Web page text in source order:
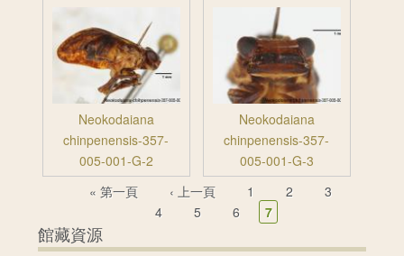
Neokodaiana
chinpenensis-357-
005-001-G-2
Neokodaiana
chinpenensis-357-
005-001-G-3
« 第一頁 ‹ 上一頁 1 2
3
4
5 6 7
館藏資源